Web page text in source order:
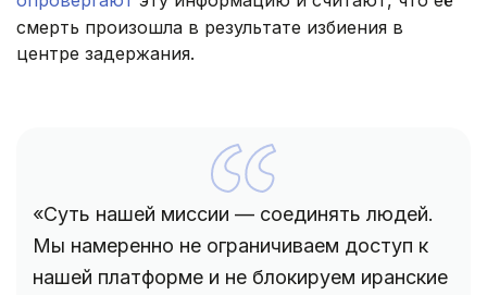
смерть произошла в результате избиения в
центре задержания.
«Суть нашей миссии — соединять людей.
Мы намеренно не ограничиваем доступ к
нашей платформе и не блокируем иранские